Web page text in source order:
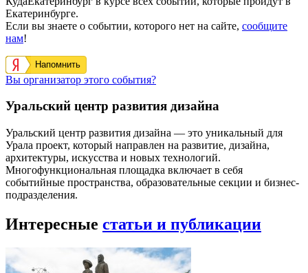
Екатеринбурге.
Если вы знаете о событии, которого нет на сайте, сообщите
нам!
Напомнить
Вы организатор этого события?
Уральский центр развития дизайна
Уральский центр развития дизайна — это уникальный для
Урала проект, который направлен на развитие, дизайна,
архитектуры, искусства и новых технологий.
Многофункциональная площадка включает в себя
событийные пространства, образовательные секции и бизнес-
подразделения.
Интересные статьи и публикации